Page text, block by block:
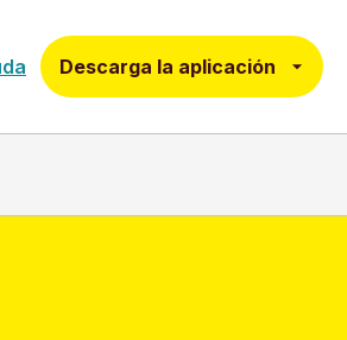
Descarga la aplicación